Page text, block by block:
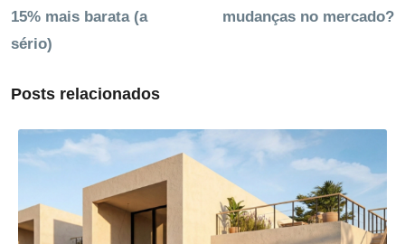
15% mais barata (a
sério)
mudanças no mercado?
Posts relacionados